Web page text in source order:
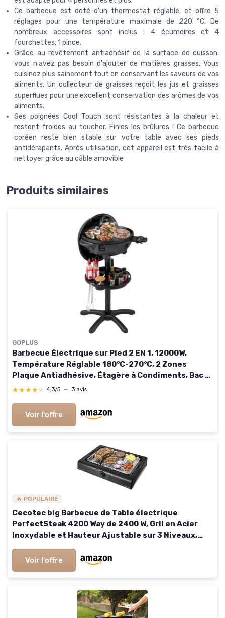
Ce barbecue est doté d'un thermostat réglable, et offre 5
réglages pour une température maximale de 220 °C. De
nombreux accessoires sont inclus : 4 écumoires et 4
fourchettes, 1 pince.
Grâce au revêtement antiadhésif de la surface de cuisson,
vous n'avez pas besoin d'ajouter de matières grasses. Vous
cuisinez plus sainement tout en conservant les saveurs de vos
aliments. Un collecteur de graisses reçoit les jus et graisses
superflues pour une excellent conservation des arômes de vos
aliments.
Ses poignées Cool Touch sont résistantes à la chaleur et
restent froides au toucher. Finies les brûlures ! Ce barbecue
coréen reste bien stable sur votre table avec ses pieds
antidérapants. Après utilisation, cet appareil est très facile à
nettoyer grâce au câble amovible
Produits similaires
GOPLUS
Barbecue Électrique sur Pied 2 EN 1, 12000W,
Température Réglable 180°C-270°C, 2 Zones
Plaque Antiadhésive, Étagère à Condiments, Bac à
Graisse pour Intérieur & Extérieur
★★★★★
★★★★★ 4,3/5 — 3 avis
Voir l'offre
🔥 POPULAIRE
Cecotec big Barbecue de Table électrique
PerfectSteak 4200 Way de 2400 W, Gril en Acier
Inoxydable et Hauteur Ajustable sur 3 Niveaux,
Voir l'offre